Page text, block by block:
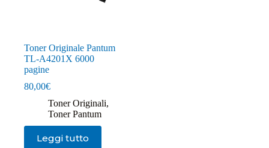
Toner Originale Pantum
TL-A4201X 6000
pagine
80,00€
Toner Originali,
Toner Pantum
Leggi tutto